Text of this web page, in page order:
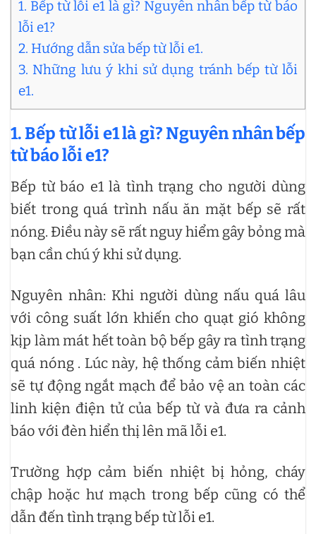
1. Bếp từ lỗi e1 là gì? Nguyên nhân bếp từ báo
lỗi e1?
2. Hướng dẫn sửa bếp từ lỗi e1.
3. Những lưu ý khi sử dụng tránh bếp từ lỗi
e1.
1. Bếp từ lỗi e1 là gì? Nguyên nhân bếp
từ báo lỗi e1?
Bếp từ báo e1 là tình trạng cho người dùng
biết trong quá trình nấu ăn mặt bếp sẽ rất
nóng. Điều này sẽ rất nguy hiểm gây bỏng mà
bạn cần chú ý khi sử dụng.
Nguyên nhân: Khi người dùng nấu quá lâu
với công suất lớn khiến cho quạt gió không
kịp làm mát hết toàn bộ bếp gây ra tình trạng
quá nóng . Lúc này, hệ thống cảm biến nhiệt
sẽ tự động ngắt mạch để bảo vệ an toàn các
linh kiện điện tử của bếp từ và đưa ra cảnh
báo với đèn hiển thị lên mã lỗi e1.
Trường hợp cảm biến nhiệt bị hỏng, cháy
chập hoặc hư mạch trong bếp cũng có thể
dẫn đến tình trạng bếp từ lỗi e1.